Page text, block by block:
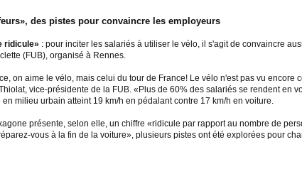
des pistes pour convaincre les employeurs
ridicule» : pour inciter les salariés à utiliser le vélo, il s'agit de convaincre
(FUB), organisé à Rennes.
on aime le vélo, mais celui du tour de France! Le vélo n'est pas vu
vice-présidente de la FUB. «Plus de 60% des salariés se rendent en
milieu urbain atteint 19 km/h en pédalant contre 17 km/h en voiture.
présente, selon elle, un chiffre «ridicule par rapport au nombre de
vous à la fin de la voiture», plusieurs pistes ont été explorées pour